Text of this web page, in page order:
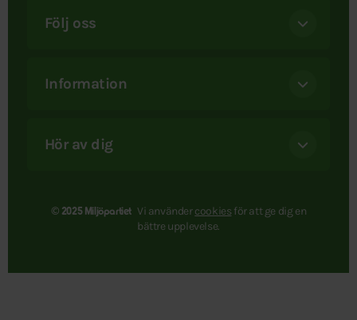
Följ oss
Information
Hör av dig
© 2025 Miljöpartiet Vi användercookies för att ge dig en
bättre upplevelse.